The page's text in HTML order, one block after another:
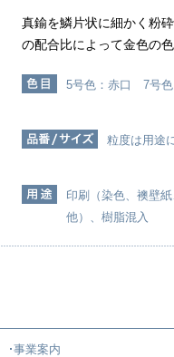
真鍮を鱗片状に細かく粉
の配合比によって金色の
5号色：赤口 7号色
粒度は用途
印刷（染色、襖壁
他）、樹脂混入
事業案内